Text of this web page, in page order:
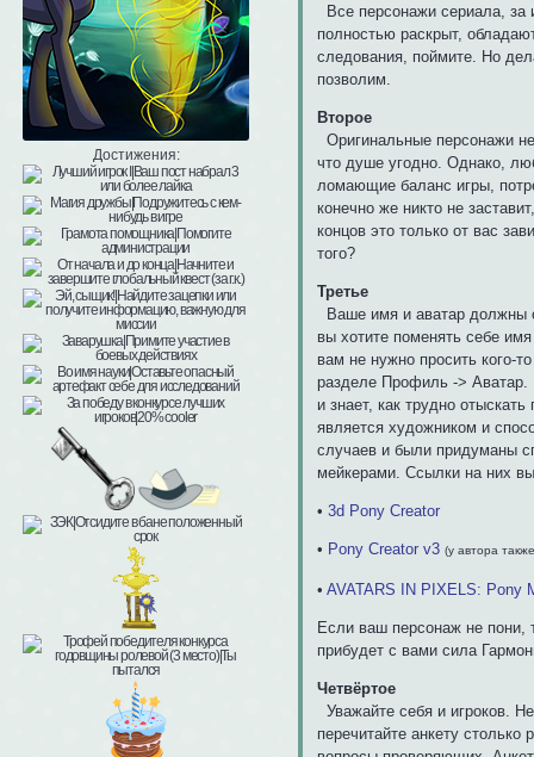
Достижения:
Все персонажи сериала, за
полностью раскрыт,
следования, поймите. Но
позволим.
Второе
Оригинальные персонажи
что душе угодно. Однако,
ломающие баланс игры,
конечно же никто не
концов это только от вас
того?
Третье
Ваше имя и аватар должны
вы хотите поменять себе
вам не нужно просить кого-
разделе Профиль -> Аватар.
и знает, как трудно
является художником и
случаев и были придуманы
мейкерами. Ссылки на них
• 3d Pony Creator
• Pony Creator v3 (у автора
• AVATARS IN PIXELS: Pony
Если ваш персонаж не пони,
прибудет с вами сила
Четвёртое
Уважайте себя и игроков.
перечитайте анкету столько